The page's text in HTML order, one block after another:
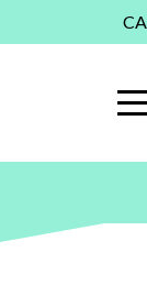
CA